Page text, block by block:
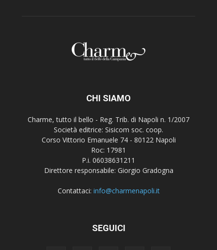
CHI SIAMO
Charme, tutto il bello - Reg. Trib. di Napoli n. 1/2007
Società editrice: Sisicom soc. coop.
Corso Vittorio Emanuele 74 - 80122 Napoli
Roc: 17981
P.i. 06038631211
Direttore responsabile: Giorgio Gradogna
Contattaci: info@charmenapoli.it
SEGUICI